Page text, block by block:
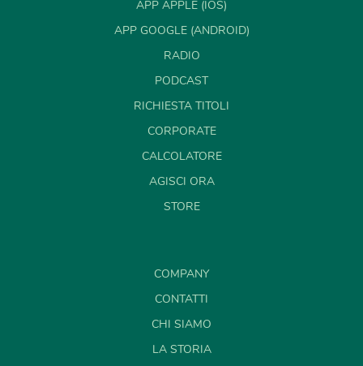
APP APPLE (IOS)
APP GOOGLE (ANDROID)
RADIO
PODCAST
RICHIESTA TITOLI
CORPORATE
CALCOLATORE
AGISCI ORA
STORE
COMPANY
CONTATTI
CHI SIAMO
LA STORIA